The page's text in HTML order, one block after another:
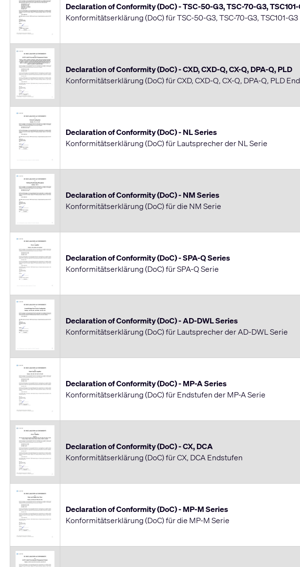
Declaration of Conformity (DoC) - TSC-50-G3, TSC-70-G3,
Konformitätserklärung (DoC) für TSC-50-G3, TSC-70-G3, TSC101-G3
Declaration of Conformity (DoC) - CXD, CXD-Q, CX-Q, DPA-Q, PLD
Konformitätserklärung (DoC) für CXD, CXD-Q, CX-Q, DPA-Q, PLD
Declaration of Conformity (DoC) - NL Series
Konformitätserklärung (DoC) für Lautsprecher der NL Serie
Declaration of Conformity (DoC) - NM Series
Konformitätserklärung (DoC) für die NM Serie
Declaration of Conformity (DoC) - SPA-Q Series
Konformitätserklärung (DoC) für SPA-Q Serie
Declaration of Conformity (DoC) - AD-DWL Series
Konformitätserklärung (DoC) für Lautsprecher der AD-DWL Serie
Declaration of Conformity (DoC) - MP-A Series
Konformitätserklärung (DoC) für Endstufen der MP-A Serie
Declaration of Conformity (DoC) - CX, DCA
Konformitätserklärung (DoC) für CX, DCA Endstufen
Declaration of Conformity (DoC) - MP-M Series
Konformitätserklärung (DoC) für die MP-M Serie